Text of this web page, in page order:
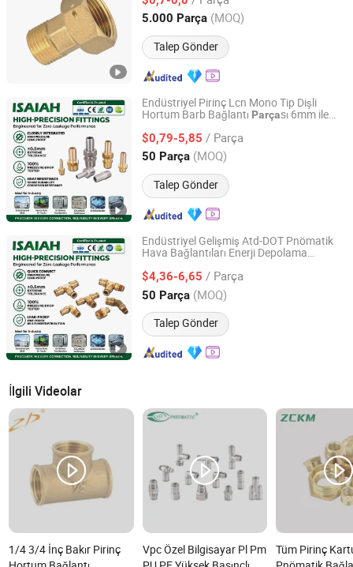
5.000 Parça (MOQ)
Talep Gönder
Zhejiang, China Fiyat 2021
Endüstriyel Pirinç Lcn Mono Tip Dişli
Hortum Barb Bağlantı Parçası 6mm ile
Pnömatik Aksesuarlar Toptan Endüstriyel
Borulama için
$0,79-5,85 / Parça
50 Parça (MOQ)
Talep Gönder
NINGBO INTELL PNEUMATIC TECHNOLOGY CO., LTD.
Zhejiang, China Fiyat 2021
Endüstriyel Gelişmiş Atd-DOT Pnömatik
Hava Bağlantıları Enerji Depolama
Push-in Bağlayıcılar Akıllı Enerji Şebekeleri
için
$4,36-6,65 / Parça
50 Parça (MOQ)
Talep Gönder
NINGBO INTELL PNEUMATIC TECHNOLOGY CO., LTD.
Zhejiang, China Fiyat 2021
İlgili Videolar
1/4 3/4 İnç Bakır Pirinç
Vpc Özel Bilgisayar Pl Pm
Tüm Pirinç